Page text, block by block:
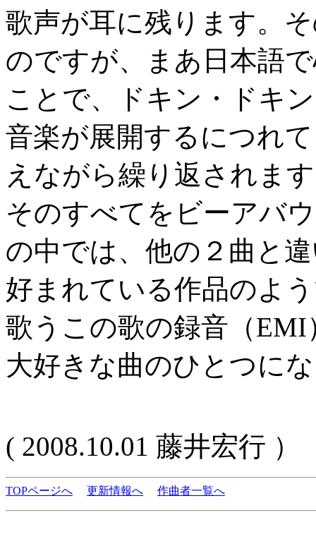
歌声が耳に残ります。
のですが、まあ日本語
ことで、ドキン・ドキ
音楽が展開するにつれ
えながら繰り返されま
そのすべてをビーアバ
の中では、他の２曲と
好まれている作品のよ
歌うこの歌の録音（
大好きな曲のひとつに
( 2008.10.01 藤井宏行 ）
TOPページへ 更新情報へ 作曲者一覧へ